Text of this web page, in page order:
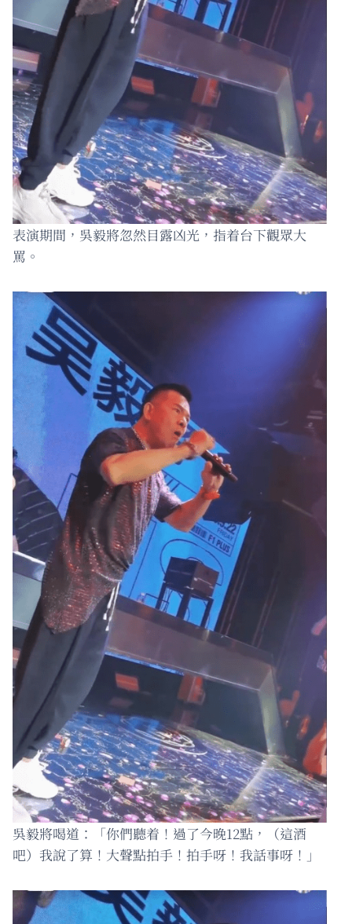
表演期間，吳毅將忽然目露凶光，指着台下觀眾大
罵。
吳毅將喝道：「你們聽着！過了今晚12點，（這酒
吧）我說了算！大聲點拍手！拍手呀！我話事呀！」